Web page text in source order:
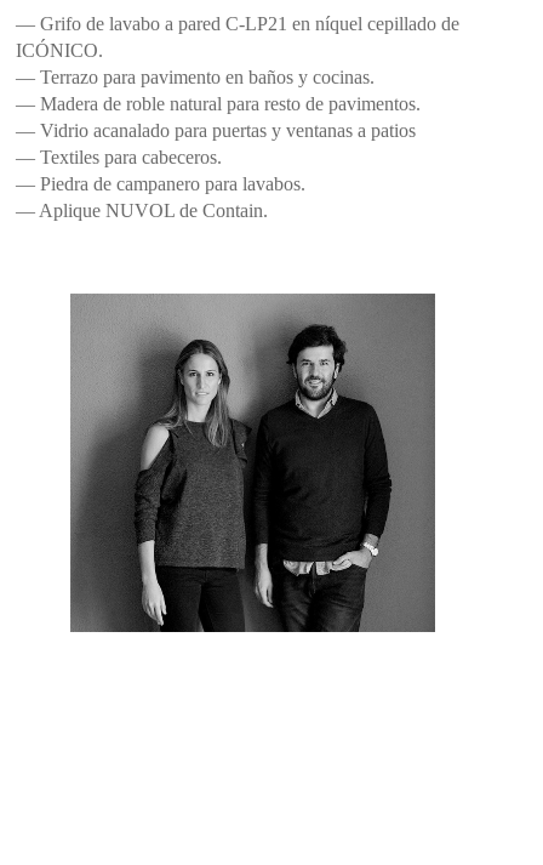
— Grifo de lavabo a pared C-LP21 en níquel cepillado de
ICÓNICO.
— Terrazo para pavimento en baños y cocinas.
— Madera de roble natural para resto de pavimentos.
— Vidrio acanalado para puertas y ventanas a patios
— Textiles para cabeceros.
— Piedra de campanero para lavabos.
— Aplique NUVOL de Contain.